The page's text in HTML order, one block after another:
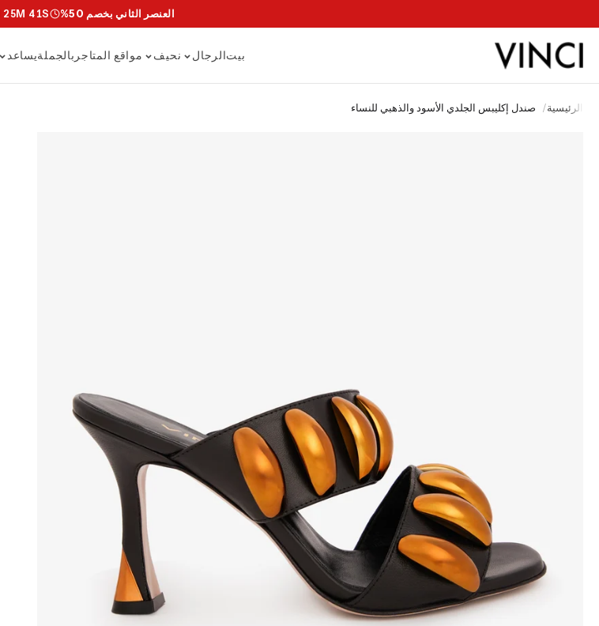
العنصر الثاني بخصم 50% 25M 40S
بيتالرجال نحيف مواقع المتاجر بالجملةيساعد
الرئيسية/ صندل إكليبس الجلدي الأسود والذهبي للنساء